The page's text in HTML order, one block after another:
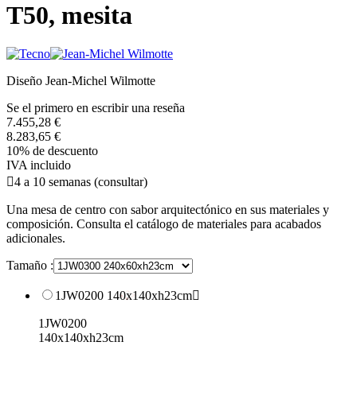
T50, mesita
Diseño Jean-Michel Wilmotte
Se el primero en escribir una reseña
7.455,28 €
8.283,65 €
10% de descuento
IVA incluido
4 a 10 semanas (consultar)
Una mesa de centro con sabor arquitectónico en sus materiales y
composición. Consulta el catálogo de materiales para acabados
adicionales.
Tamaño :
1JW0200 140x140xh23cm
1JW0200
140x140xh23cm